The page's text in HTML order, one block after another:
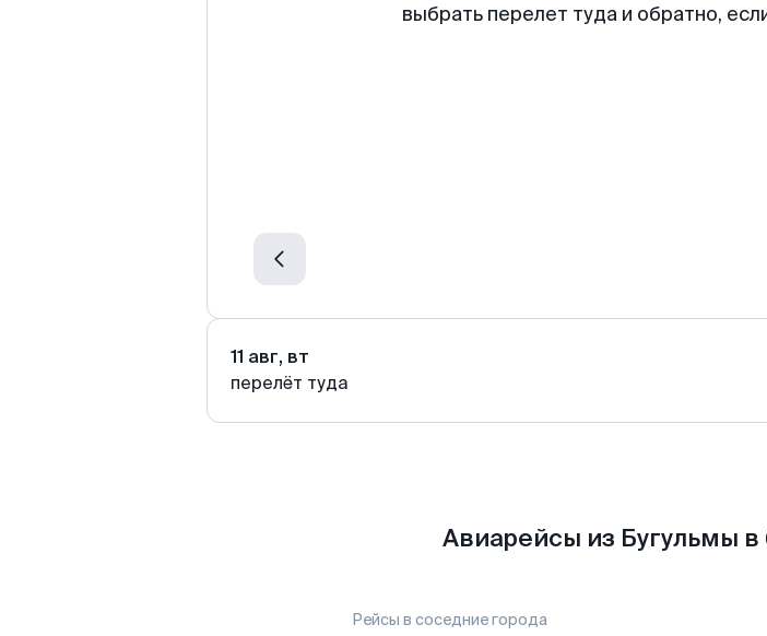
выбрать перелет туда и обратно,
11 авг, вт
перелёт туда
Авиарейсы из Бугульмы
Рейсы в соседние города